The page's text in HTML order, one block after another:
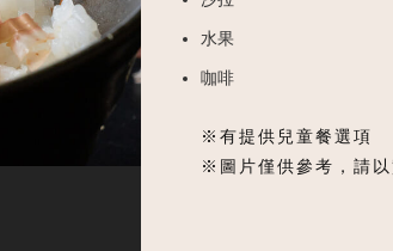
水果
咖啡
※有提供兒童餐選項
※圖片僅供參考，請